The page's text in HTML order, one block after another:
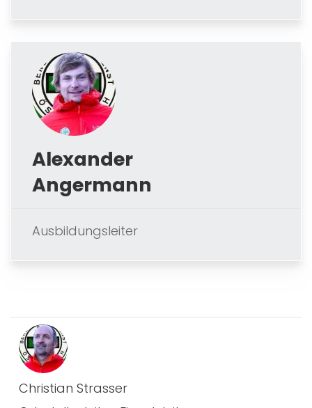
Alexander
Angermann
Ausbildungsleiter
Christian Strasser